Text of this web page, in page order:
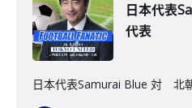
日本代表
代表
日本代表Samurai Blue 対 北